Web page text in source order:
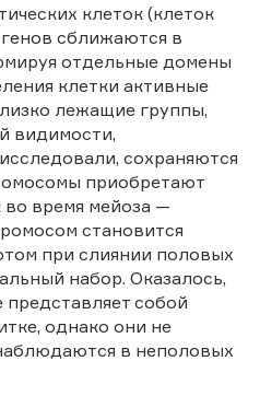
клеток (клеток
сближаются в
отдельные домены
клетки активные
лежащие группы,
видимости,
сохраняются
приобретают
время мейоза —
становится
при слиянии половых
набор. Оказалось,
собой
однако они не
в неполовых